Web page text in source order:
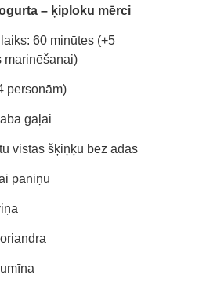
– ķiploku mērci
60 minūtes (+5
marinēšanai)
personām)
gaļai
vistas šķiņķu bez ādas
paniņu